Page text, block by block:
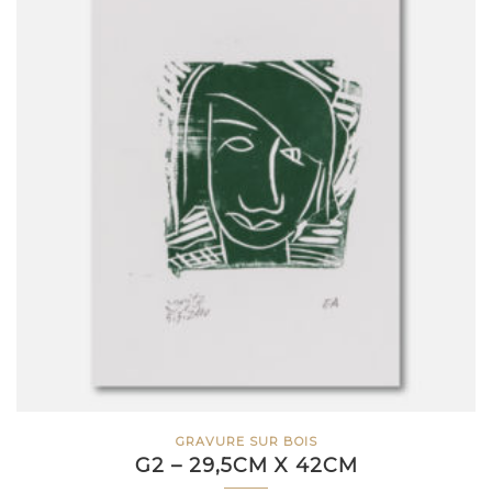
GRAVURE SUR BOIS
G2 – 29,5CM X 42CM